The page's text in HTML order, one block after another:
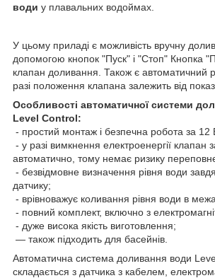
води у плавальних водоймах.
У цьому приладі є можливість вручну
допомогою кнопок "Пуск" і "Стоп" Кнопка
клапан доливання. Також є автоматичний
разі положення клапана залежить від
Особливості автоматичної системи
Level Control:
- простий монтаж і безпечна робота за 12
- у разі вимкнення електроенергії клапан
автоматично, тому немає ризику
- безвідмовне визначення рівня води
датчику;
- врівноважує коливання рівня води в
- повний комплект, включно з
- дуже висока якість виготовлення;
— також підходить для басейнів.
Автоматична система доливання води
складається з датчика з кабелем,